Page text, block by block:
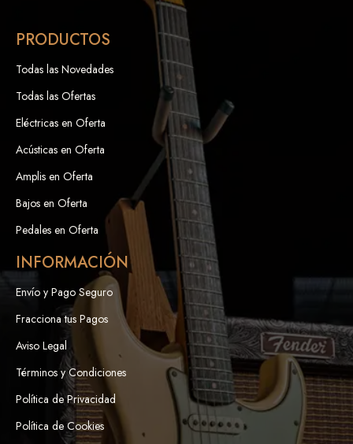
PRODUCTOS
Todas las Novedades
Todas las Ofertas
Eléctricas en Oferta
Acústicas en Oferta
Amplis en Oferta
Bajos en Oferta
Pedales en Oferta
INFORMACIÓN
Envío y Pago Seguro
Fracciona tus Pagos
Aviso Legal
Términos y Condiciones
Política de Privacidad
Política de Cookies